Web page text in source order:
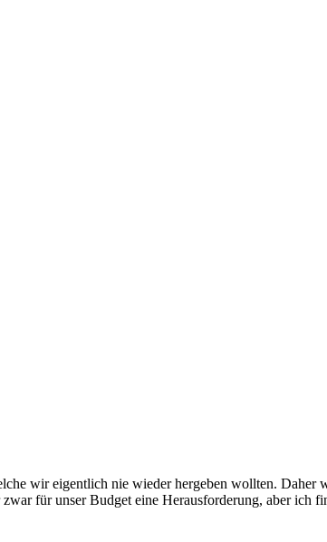
wir eigentlich nie wieder hergeben wollten. Daher
für unser Budget eine Herausforderung, aber ich